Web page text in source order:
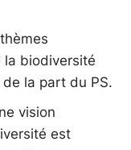
biodiversité
la part du PS.
vision
est